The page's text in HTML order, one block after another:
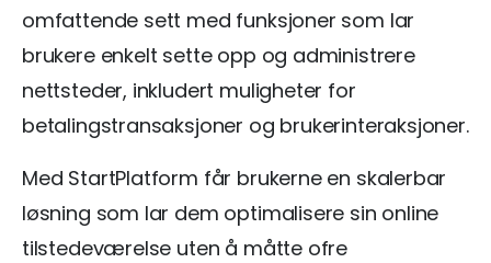
omfattende sett med funksjoner som lar
brukere enkelt sette opp og administrere
nettsteder, inkludert muligheter for
betalingstransaksjoner og brukerinteraksjoner.
Med StartPlatform får brukerne en skalerbar
løsning som lar dem optimalisere sin online
tilstedeværelse uten å måtte ofre